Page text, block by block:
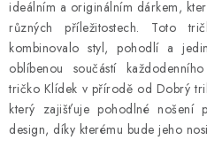
ideálním a originálním dárkem,
různých příležitostech. Toto
kombinovalo styl, pohodlí a
oblíbenou součástí
tričko Klídek v přírodě od Dobrý
který zajišťuje pohodlné
design, díky kterému bude jeho